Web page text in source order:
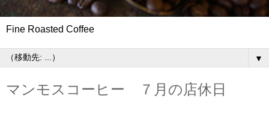
Fine Roasted Coffee
▼
マンモスコーヒー ７月の店休日